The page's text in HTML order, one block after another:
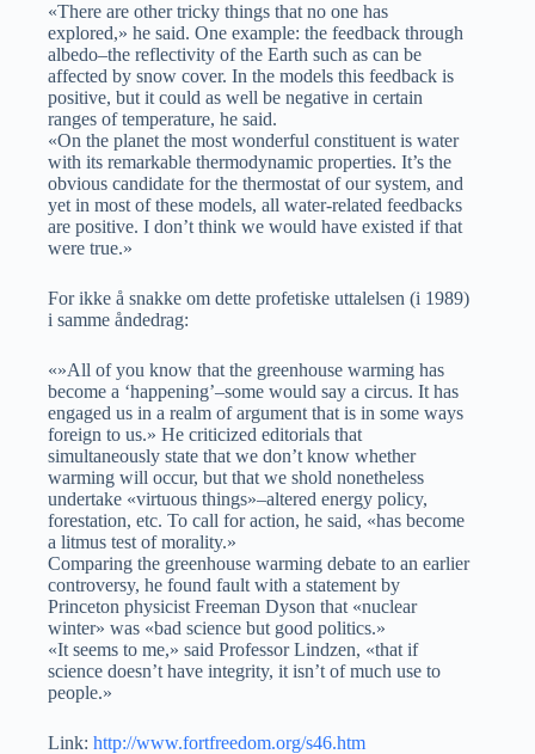
«There are other tricky things that no one has
explored,» he said. One example: the feedback through
albedo–the reflectivity of the Earth such as can be
affected by snow cover. In the models this feedback is
positive, but it could as well be negative in certain
ranges of temperature, he said.
«On the planet the most wonderful constituent is water
with its remarkable thermodynamic properties. It’s the
obvious candidate for the thermostat of our system, and
yet in most of these models, all water-related feedbacks
are positive. I don’t think we would have existed if that
were true.»
For ikke å snakke om dette profetiske uttalelsen (i 1989)
i samme åndedrag:
«»All of you know that the greenhouse warming has
become a ‘happening’–some would say a circus. It has
engaged us in a realm of argument that is in some ways
foreign to us.» He criticized editorials that
simultaneously state that we don’t know whether
warming will occur, but that we shold nonetheless
undertake «virtuous things»–altered energy policy,
forestation, etc. To call for action, he said, «has become
a litmus test of morality.»
Comparing the greenhouse warming debate to an earlier
controversy, he found fault with a statement by
Princeton physicist Freeman Dyson that «nuclear
winter» was «bad science but good politics.»
«It seems to me,» said Professor Lindzen, «that if
science doesn’t have integrity, it isn’t of much use to
people.»
Link: http://www.fortfreedom.org/s46.htm